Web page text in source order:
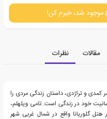
موجود شد، خبرم کن!
مقالات
نظرات
کمدی و تراژدی، داستان زندگی مردی را
خود در زندگی است. تامی ویلهلم،
گلوریانا واقع در شمال غربی شهر